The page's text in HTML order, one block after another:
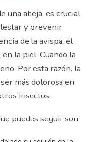
una abeja, es crucial
y prevenir
de la avispa, el
la piel. Cuando la
Por esta razón, la
más dolorosa en
insectos.
puedes seguir son: